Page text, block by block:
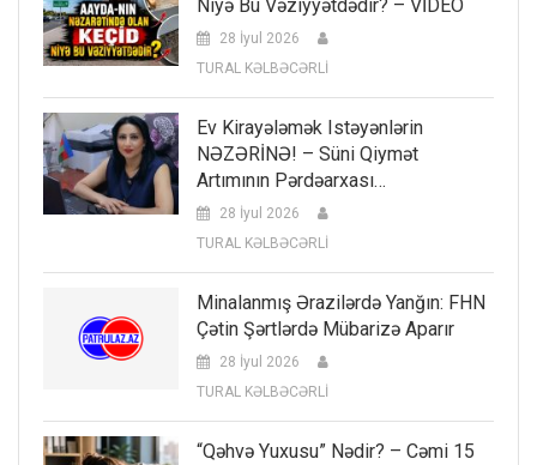
Niyə Bu Vəziyyətdədir? – VİDEO
28 İyul 2026
TURAL KƏLBƏCƏRLİ
Ev Kirayələmək Istəyənlərin
NƏZƏRİNƏ! – Süni Qiymət
Artımının Pərdəarxası…
28 İyul 2026
TURAL KƏLBƏCƏRLİ
Minalanmış Ərazilərdə Yanğın: FHN
Çətin Şərtlərdə Mübarizə Aparır
28 İyul 2026
TURAL KƏLBƏCƏRLİ
“Qəhvə Yuxusu” Nədir? – Cəmi 15